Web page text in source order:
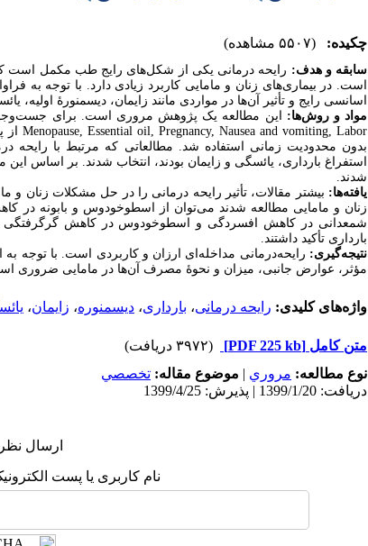
چکیده: (۵۵۰۷ مشاهده)
سابقه و هدف: رایحه‏ درمانی یکی از شکل‏‌های رایج طب مکمل است
است. در بیماری‏‌های زنان و مامایی کاربرد زیادی دارد. با توجه به
اسانسی رایج و تأثیر آن‌ها در مواردی مانند زایمان، دیسمنورۀ
مواد و روش‌‏ها:
بدون محدودیت زمانی استفاده شد. مطالعاتی که مرتبط با رایحه
شدند.
یافته‌ها: بیشتر مقالات، تأثیر رایحه‏ درمانی را در حل مشکلات زنان و
زنان و مامایی مطالعه شدند می‏‌توان از اسطوخودوس و بابونه در
شمعدانی در کاهش افسردگی و اسطوخودوس در کاهش گرگرفتگی
بارداری تأکید داشتند.
نتیجه‏‌گیری: رایحه‌‏درمانی مداخله‏‌ای ارزان و کاربردی است. با توجه
مؤثر، عوارض جانبی، میزان و نحوۀ مصرف آن‌‏ها در مامایی ضروری
واژه‌های کلیدی: رایحه‌ درمانی، بارداری، دیسمنوره، زایمان،
متن کامل [PDF 225 kb]
(۳۹۷۲ دریافت)
نوع مطالعه: مروري | موضوع مقاله: تخصصي
دریافت: 1399/1/20 | پذیرش: 1399/4/25
ارسال
نام کاربری یا پست